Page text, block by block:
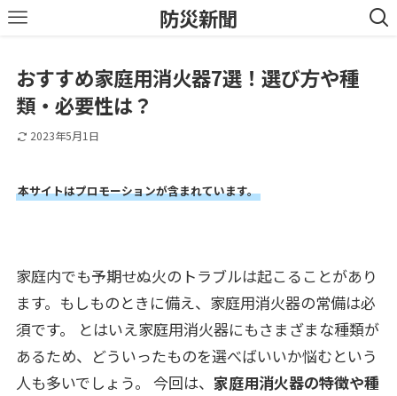
防災新聞
おすすめ家庭用消火器7選！選び方や種
類・必要性は？
2023年5月1日
本サイトはプロモーションが含まれています。
家庭内でも予期せぬ火のトラブルは起こることがあり
ます。もしものときに備え、家庭用消火器の常備は必
須です。 とはいえ家庭用消火器にもさまざまな種類が
あるため、どういったものを選べばいいか悩むという
人も多いでしょう。 今回は、 家庭用消火器の特徴や種